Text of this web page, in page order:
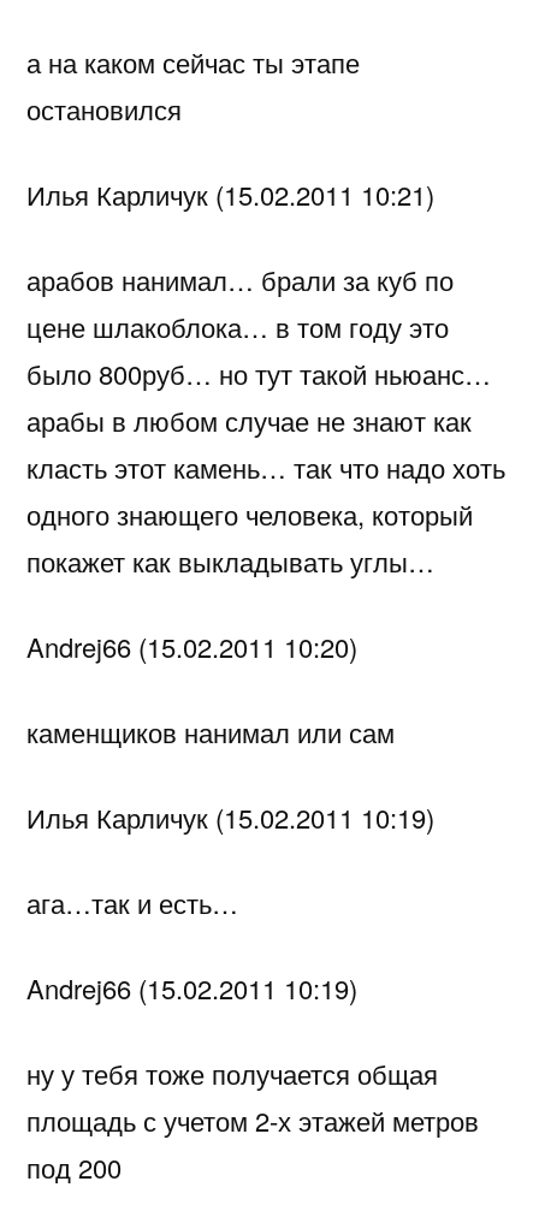
а на каком сейчас ты этапе
остановился
Илья Карличук (15.02.2011 10:21)
арабов нанимал… брали за куб по
цене шлакоблока… в том году это
было 800руб… но тут такой ньюанс…
арабы в любом случае не знают как
класть этот камень… так что надо хоть
одного знающего человека, который
покажет как выкладывать углы…
Andrej66 (15.02.2011 10:20)
каменщиков нанимал или сам
Илья Карличук (15.02.2011 10:19)
ага…так и есть…
Andrej66 (15.02.2011 10:19)
ну у тебя тоже получается общая
площадь с учетом 2-х этажей метров
под 200